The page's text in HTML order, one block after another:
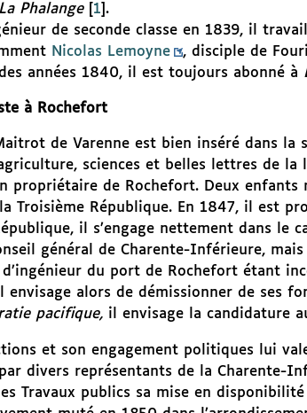
La Phalange[ 1 .
de seconde classe en 1839, il
Nicolas Lemoyne
, disciple de
années 1840, il est toujours abonné à
à Rochefort
de Varenne est bien inséré dans
sciences et belles lettres de
propriétaire de Rochefort. Deux
Troisième République. En 1847, il est
il s’engage nettement dans
général de Charente-Inférieure,
du port de Rochefort étant
envisage alors de démissionner de ses
pacifique, il envisage la candidature
et son engagement politiques lui
divers représentants de la Charente-
Travaux publics sa mise en